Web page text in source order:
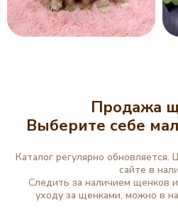
Продажа
Выберите себе
Каталог регулярно
сайте в
Следить за наличием щенков
уходу за щенками, можно в